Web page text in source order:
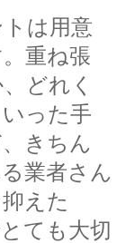
は用意
重ね張
どれく
った手
きちん
業者さん
えた
ても大切